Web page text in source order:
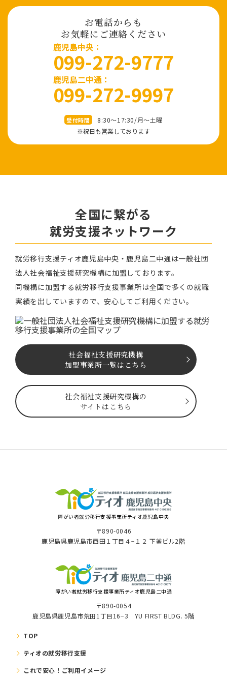
お電話からも
お気軽にご連絡ください
⿅児島中央：
099-272-9777
鹿児島二中通：
099-272-9997
受付時間
8:30～17:30/⽉〜⼟曜
※祝⽇も営業しております
全国に繋がる
就労⽀援ネットワーク
就労移⾏⽀援ティオ⿅児島中央・鹿児島二中通は⼀般社団
法⼈社会福祉⽀援研究機構に加盟しております。
同機構に加盟する就労移⾏⽀援事業所は全国で多くの就職
実績を出していますので、安⼼してご利⽤ください。
社会福祉⽀援研究機構
加盟事業所一覧はこちら
社会福祉⽀援研究機構の
サイトはこちら
障がい者就労移⾏⽀援事業所ティオ⿅児島中央
〒890-0046
⿅児島県⿅児島市⻄⽥１丁⽬４−１２ 下釜ビル2階
障がい者就労移⾏⽀援事業所ティオ鹿児島二中通
〒890-0054
鹿児島県鹿児島市荒田1丁目16−3 YU FIRST BLDG. 5階
TOP
ティオの就労移⾏⽀援
これで安⼼！ご利⽤イメージ